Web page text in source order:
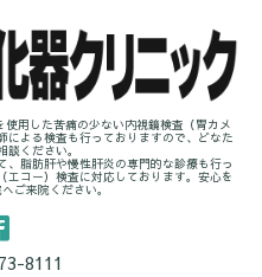
用した苦痛の少ない内視鏡検査（胃カメ
による検査も行っておりますので、どなた
談ください。
脂肪肝や慢性肝炎の専門的な診療も行っ
コー）検査に対応しております。安心を
ご来院ください。
8111